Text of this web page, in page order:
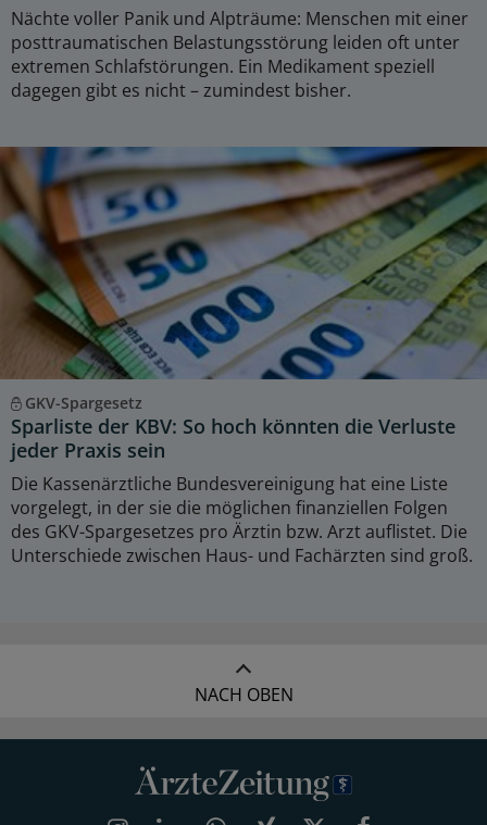
Nächte voller Panik und Alpträume: Menschen mit einer
posttraumatischen Belastungsstörung leiden oft unter
extremen Schlafstörungen. Ein Medikament speziell
dagegen gibt es nicht – zumindest bisher.
GKV-Spargesetz
Sparliste der KBV: So hoch könnten die Verluste
jeder Praxis sein
Die Kassenärztliche Bundesvereinigung hat eine Liste
vorgelegt, in der sie die möglichen finanziellen Folgen
des GKV-Spargesetzes pro Ärztin bzw. Arzt auflistet. Die
Unterschiede zwischen Haus- und Fachärzten sind groß.
NACH OBEN